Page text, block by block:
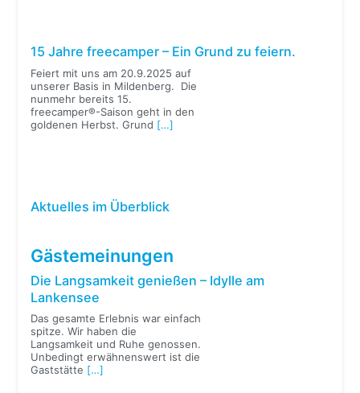
15 Jahre freecamper – Ein Grund zu feiern.
Feiert mit uns am 20.9.2025 auf
unserer Basis in Mildenberg. Die
nunmehr bereits 15.
freecamper®-Saison geht in den
goldenen Herbst. Grund […]
Aktuelles im Überblick
Gästemeinungen
Die Langsamkeit genießen – Idylle am
Lankensee
Das gesamte Erlebnis war einfach
spitze. Wir haben die
Langsamkeit und Ruhe genossen.
Unbedingt erwähnenswert ist die
Gaststätte […]